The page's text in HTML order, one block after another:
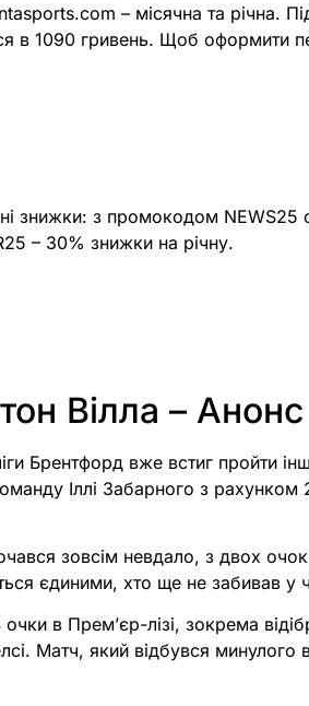
– місячна та річна.
в 1090 гривень. Щоб оформити
знижки: з промокодом NEWS25
– 30% знижки на річну.
Вілла – Анонс
Брентфорд вже встиг пройти
Іллі Забарного з рахунком
зовсім невдало, з двох
єдиними, хто ще не забивав у
в Прем’єр-лізі, зокрема
Матч, який відбувся минулого